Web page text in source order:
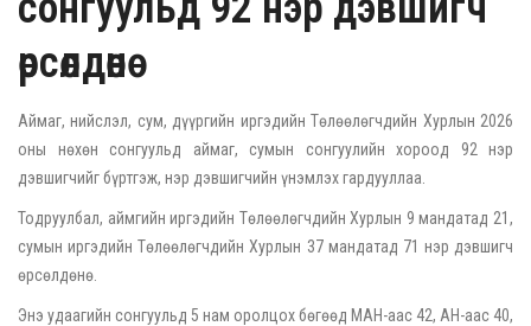
өрсөлдөнө
Аймаг, нийслэл, сум, дүүргийн иргэдийн Төлөөлөгчдийн Хурлын 2026
оны нөхөн сонгуульд аймаг, сумын сонгуулийн хороод 92 нэр
дэвшигчийг бүртгэж, нэр дэвшигчийн үнэмлэх гардууллаа.
Тодруулбал, аймгийн иргэдийн Төлөөлөгчдийн Хурлын 9 мандатад 21,
сумын иргэдийн Төлөөлөгчдийн Хурлын 37 мандатад 71 нэр дэвшигч
өрсөлдөнө.
Энэ удаагийн сонгуульд 5 нам оролцох бөгөөд МАН-аас 42, АН-аас 40,